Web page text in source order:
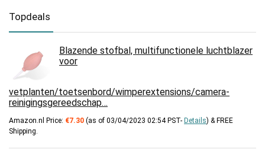
Topdeals
Blazende stofbal, multifunctionele luchtblazer
voor
vetplanten/toetsenbord/wimperextensions/camera-
reinigingsgereedschap…
Amazon.nl Price: €7.30 (as of 03/04/2023 02:54 PST- Details) & FREE
Shipping.